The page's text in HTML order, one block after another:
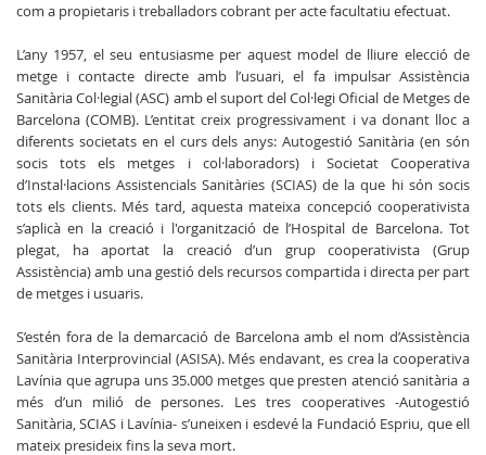
com a propietaris i treballadors cobrant per acte facultatiu efectuat.
L’any 1957, el seu entusiasme per aquest model de lliure elecció de
metge i contacte directe amb l’usuari, el fa impulsar Assistència
Sanitària Col·legial (ASC) amb el suport del Col·legi Oficial de Metges de
Barcelona (COMB). L’entitat creix progressivament i va donant lloc a
diferents societats en el curs dels anys: Autogestió Sanitària (en són
socis tots els metges i col·laboradors) i Societat Cooperativa
d’Instal·lacions Assistencials Sanitàries (SCIAS) de la que hi són socis
tots els clients. Més tard, aquesta mateixa concepció cooperativista
s’aplicà en la creació i l'organització de l’Hospital de Barcelona. Tot
plegat, ha aportat la creació d’un grup cooperativista (Grup
Assistència) amb una gestió dels recursos compartida i directa per part
de metges i usuaris.
S’estén fora de la demarcació de Barcelona amb el nom d’Assistència
Sanitària Interprovincial (ASISA). Més endavant, es crea la cooperativa
Lavínia que agrupa uns 35.000 metges que presten atenció sanitària a
més d’un milió de persones. Les tres cooperatives -Autogestió
Sanitària, SCIAS i Lavínia- s’uneixen i esdevé la Fundació Espriu, que ell
mateix presideix fins la seva mort.